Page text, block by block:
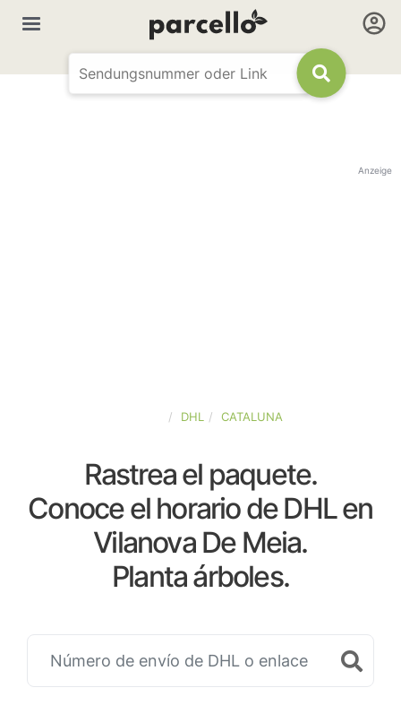
Anzeige
DHL CATALUNA
Rastrea el paquete.
Conoce el horario de DHL en
Vilanova De Meia.
Planta árboles.